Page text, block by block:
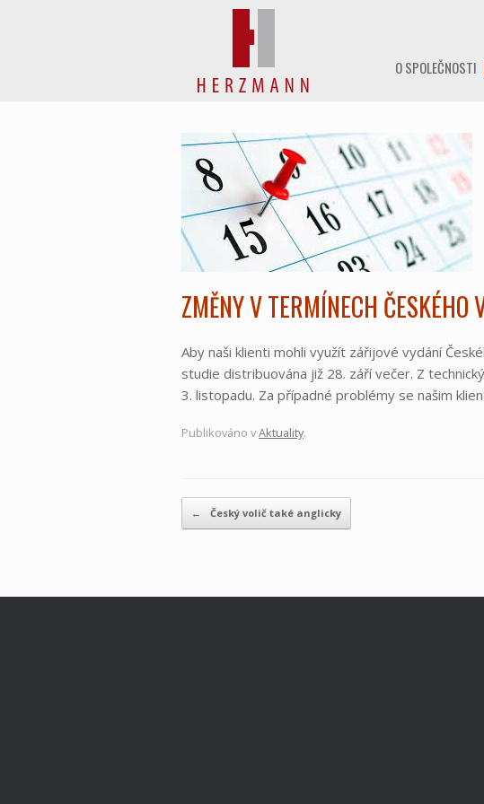
O SPOLEČNOSTI
ZMĚNY V TERMÍNECH ČESKÉHO
Aby naši klienti mohli využít zářijové vydání
studie distribuována již 28. září večer. Z
3. listopadu. Za případné problémy se našim
Publikováno vAktuality.
Navigace příspěvku
← Český volič také anglicky